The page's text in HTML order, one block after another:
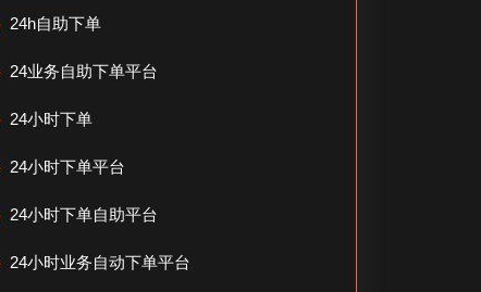
24h自助下单
24业务自助下单平台
24小时下单
24小时下单平台
24小时下单自助平台
24小时业务自动下单平台